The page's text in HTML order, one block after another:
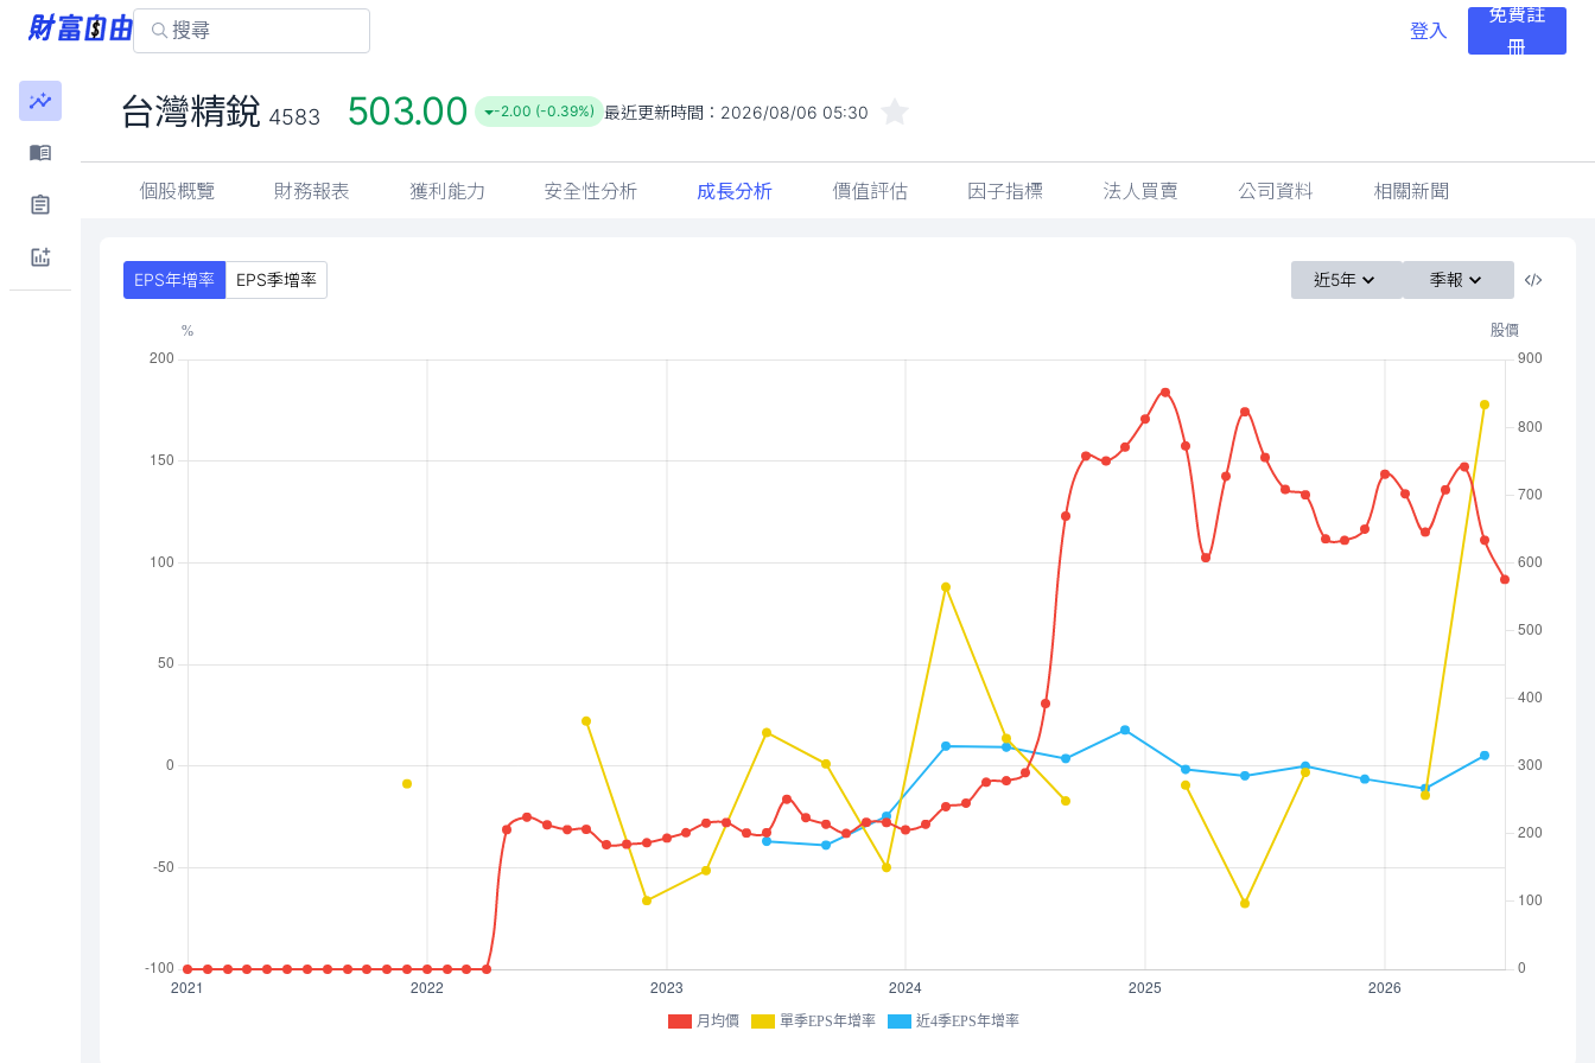
登入
免費註
冊
台灣精銳 4583 503.00 -2.00 (-0.39%) 最近更新時間： 2026/08/06 05:30
個股概覽 財務報表 獲利能力 安全性分析 成長分析 價值評估 因子指標 法人買賣 公司資料 相關新聞
EPS年增率 EPS季增率 近5年 季報
月均價 單季EPS年增率 近4季EPS年增率